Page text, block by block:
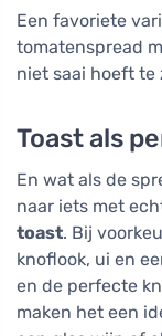
Een favoriete
tomatenspread
niet saai hoeft te
Toast als
En wat als de
naar iets met
toast. Bij
knoflook, ui en
en de perfecte
maken het een